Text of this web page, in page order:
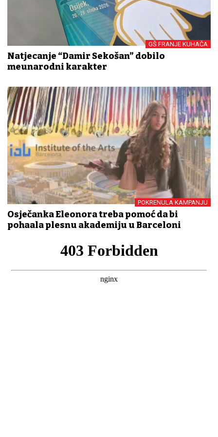
GŠ FRANJE KUHAČA
Natjecanje “Damir Sekošan” dobilo
međunarodni karakter
POKRENULA KAMPANJU
Osječanka Eleonora treba pomoć da bi
pohađala plesnu akademiju u Barceloni